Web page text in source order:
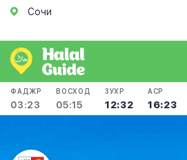
Сочи
ФАДЖР
03:23
ВОСХОД
05:15
ЗУХР
12:32
АСР
16:23